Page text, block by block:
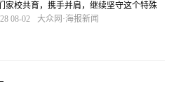
家校共育，携手并肩，继续坚守这个特殊
期，继续关心关注孩子的健康、学习和成
08-02 大众网·海报新闻